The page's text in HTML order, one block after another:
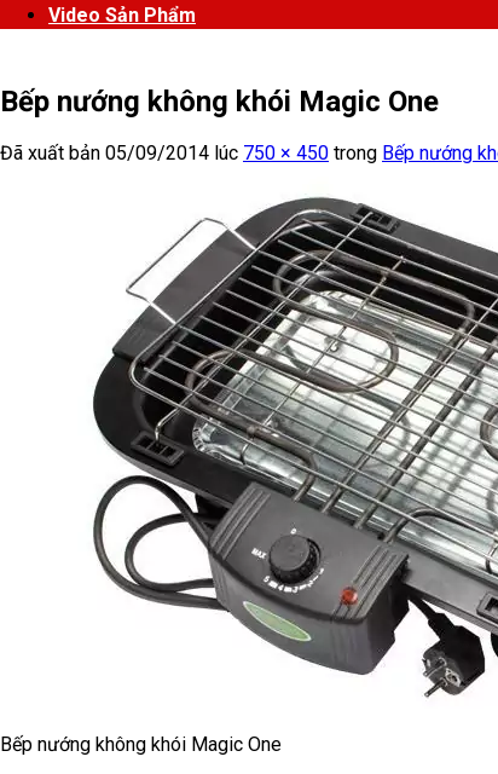
Video Sản Phẩm
Bếp nướng không khói Magic One
Đã xuất bản 05/09/2014 lúc 750 × 450 trong Bếp nướng
Bếp nướng không khói Magic One